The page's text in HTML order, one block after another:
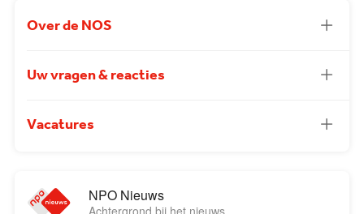
Over de NOS
Uw vragen & reacties
Vacatures
NPO Nieuws
Achtergrond bij het nieuws